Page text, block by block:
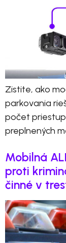
Zistite, ako
parkovania
počet
preplnených
Mobilná
proti
činné v